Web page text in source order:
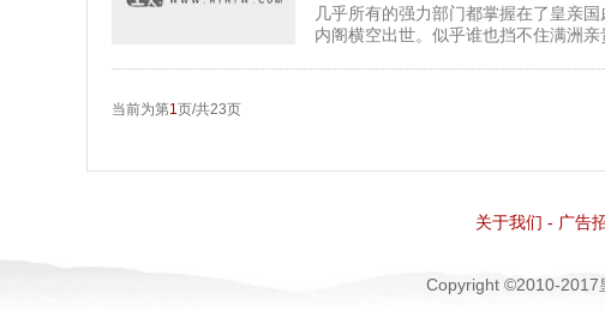
几乎所有的强力部门都掌握在了皇亲
内阁横空出世。似乎谁也挡不住满洲
当前为第1页/共23页
关于我们 - 广告
Copyright ©2010-2017